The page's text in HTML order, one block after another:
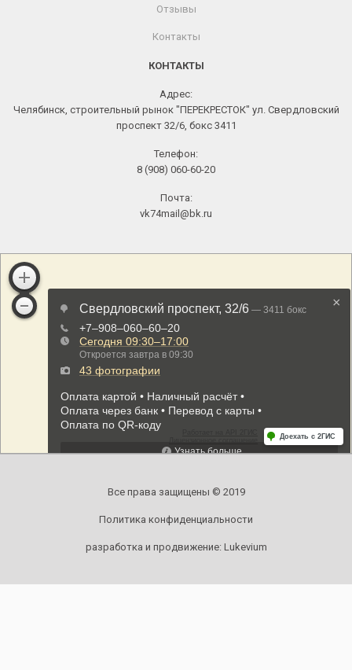
Отзывы
Контакты
КОНТАКТЫ
Адрес:
Челябинск, строительный рынок "ПЕРЕКРЕСТОК" ул. Свердловский
проспект 32/6, бокс 3411
Телефон:
8 (908) 060-60-20
Почта:
vk74mail@bk.ru
Все права защищены © 2019
Политика конфиденциальности
разработка и продвижение: Lukevium